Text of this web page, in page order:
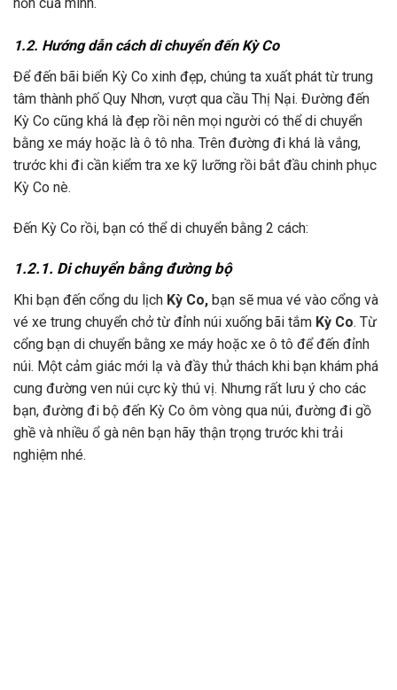
1.2. Hướng dẫn cách di chuyển đến Kỳ Co
Để đến bãi biển Kỳ Co xinh đẹp, chúng ta xuất phát từ trung
tâm thành phố Quy Nhơn, vượt qua cầu Thị Nại. Đường đến
Kỳ Co cũng khá là đẹp rồi nên mọi người có thể di chuyển
bằng xe máy hoặc là ô tô nha. Trên đường đi khá là vắng,
trước khi đi cần kiểm tra xe kỹ lưỡng rồi bắt đầu chinh phục
Kỳ Co nè.
Đến Kỳ Co rồi, bạn có thể di chuyển bằng 2 cách:
1.2.1. Di chuyển bằng đường bộ
Khi bạn đến cổng du lịch Kỳ Co, bạn sẽ mua vé vào cổng và
vé xe trung chuyển chở từ đỉnh núi xuống bãi tắm Kỳ Co. Từ
cổng bạn di chuyển bằng xe máy hoặc xe ô tô để đến đỉnh
núi. Một cảm giác mới lạ và đầy thử thách khi bạn khám phá
cung đường ven núi cực kỳ thú vị. Nhưng rất lưu ý cho các
bạn, đường đi bộ đến Kỳ Co ôm vòng qua núi, đường đi gồ
ghề và nhiều ổ gà nên bạn hãy thận trọng trước khi trải
nghiệm nhé.